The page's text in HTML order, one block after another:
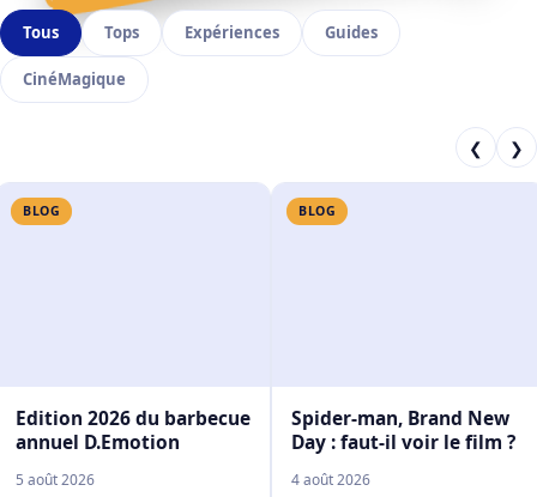
Tous Tops Expériences Guides
CinéMagique
❮ ❯
BLOG
Edition 2026 du barbecue
annuel D.Emotion
5 août 2026
BLOG
Spider-man, Brand New
Day : faut-il voir le film ?
4 août 2026